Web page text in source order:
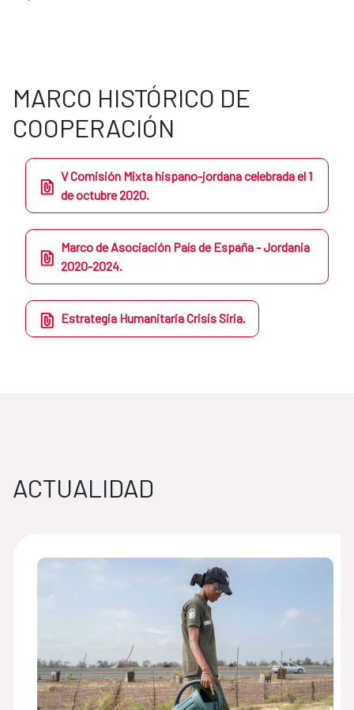
MARCO HISTÓRICO DE
COOPERACIÓN
V Comisión Mixta hispano-jordana celebrada el 1
de octubre 2020.
Marco de Asociación País de España - Jordania
2020-2024.
Estrategia Humanitaria Crisis Siria.
ACTUALIDAD